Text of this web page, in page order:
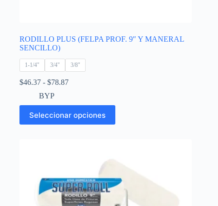
RODILLO PLUS (FELPA PROF. 9″ Y MANERAL
SENCILLO)
1-1/4" 3/4" 3/8"
$46.37 - $78.87Rango
desde
$46.37
hasta
BYP
Seleccionar opciones
Este
producto
tiene
pueden